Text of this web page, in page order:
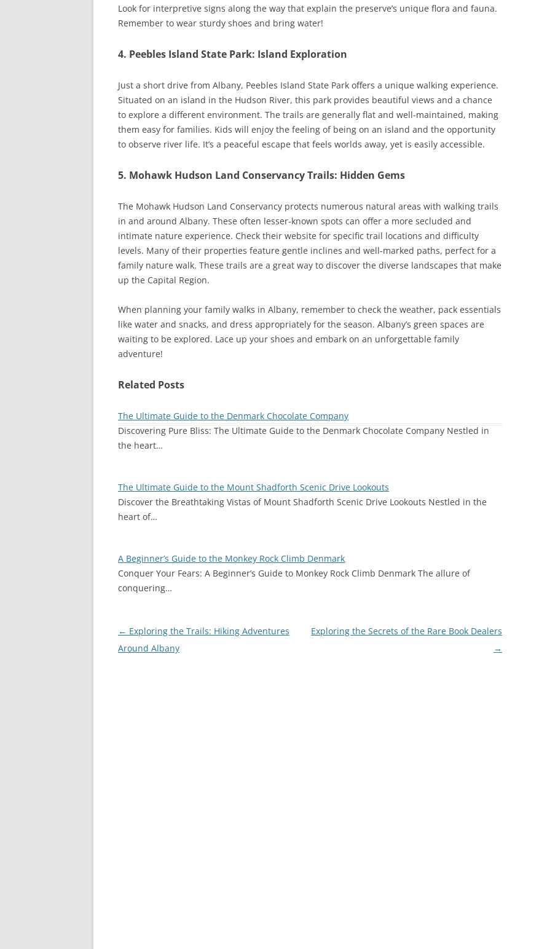
Look for interpretive signs along the way that explain the preserve’s unique flora and fauna.
Remember to wear sturdy shoes and bring water!
4. Peebles Island State Park: Island Exploration
Just a short drive from Albany, Peebles Island State Park offers a unique walking experience.
Situated on an island in the Hudson River, this park provides beautiful views and a chance
to explore a different environment. The trails are generally flat and well-maintained, making
them easy for families. Kids will enjoy the feeling of being on an island and the opportunity
to observe river life. It’s a peaceful escape that feels worlds away, yet is easily accessible.
5. Mohawk Hudson Land Conservancy Trails: Hidden Gems
The Mohawk Hudson Land Conservancy protects numerous natural areas with walking trails
in and around Albany. These often lesser-known spots can offer a more secluded and
intimate nature experience. Check their website for specific trail locations and difficulty
levels. Many of their properties feature gentle inclines and well-marked paths, perfect for a
family nature walk. These trails are a great way to discover the diverse landscapes that make
up the Capital Region.
When planning your family walks in Albany, remember to check the weather, pack essentials
like water and snacks, and dress appropriately for the season. Albany’s green spaces are
waiting to be explored. Lace up your shoes and embark on an unforgettable family
adventure!
Related Posts
The Ultimate Guide to the Denmark Chocolate Company
Discovering Pure Bliss: The Ultimate Guide to the Denmark Chocolate Company Nestled in
the heart…
The Ultimate Guide to the Mount Shadforth Scenic Drive Lookouts
Discover the Breathtaking Vistas of Mount Shadforth Scenic Drive Lookouts Nestled in the
heart of…
A Beginner’s Guide to the Monkey Rock Climb Denmark
Conquer Your Fears: A Beginner’s Guide to Monkey Rock Climb Denmark The allure of
conquering…
Post
navigation
← Exploring the Trails: Hiking Adventures
Around Albany
Exploring the Secrets of the Rare Book Dealers
→